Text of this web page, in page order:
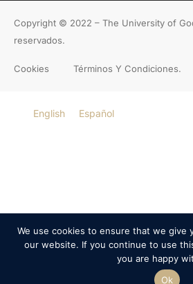
Copyright © 2022 – The University of
reservados.
Cookies Términos Y Condiciones.
English Español
We use cookies to ensure that we give
our website. If you continue to use
you are happy
Ok